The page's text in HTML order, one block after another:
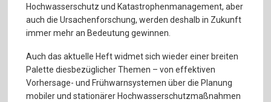
Hochwasserschutz und Katastrophenmanagement, aber
auch die Ursachenforschung, werden deshalb in Zukunft
immer mehr an Bedeutung gewinnen.
Auch das aktuelle Heft widmet sich wieder einer breiten
Palette diesbezüglicher Themen – von effektiven
Vorhersage- und Frühwarnsystemen über die Planung
mobiler und stationärer Hochwasserschutzmaßnahmen